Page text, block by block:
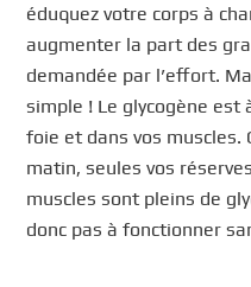
éduquez votre corps à
augmenter la part des
demandée par l’effort.
simple ! Le glycogène est
foie et dans vos muscles.
matin, seules vos
muscles sont pleins de
donc pas à fonctionner